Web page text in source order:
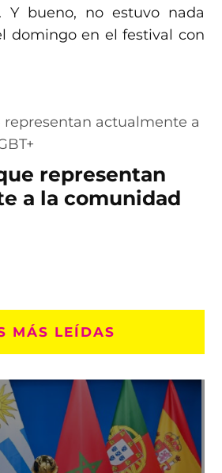
Y bueno, no estuvo nada
domingo en el festival con
representan
a la comunidad
MÁS LEÍDAS